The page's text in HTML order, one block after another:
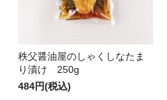
秩父醤油屋のしゃくしなたま
り漬け 250g
484円(税込)